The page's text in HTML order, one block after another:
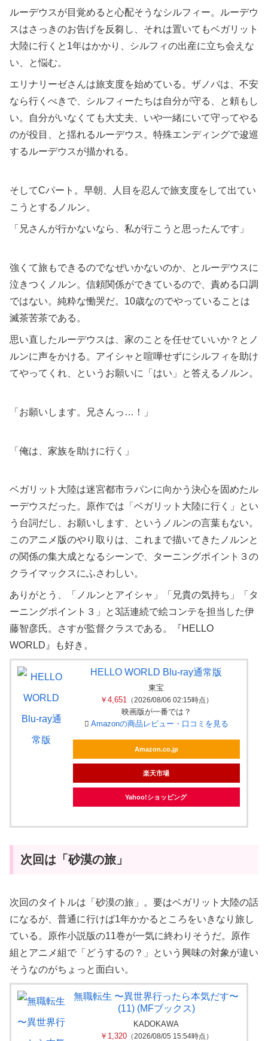
ルーデウスが目覚めると心配そうなシルフィー。ルーデウ
スはさっきのお告げを反芻し、それは置いてもベガリット
大陸に行くと1年はかかり、シルフィの出産に立ち会えな
い、と悩む。
エリナリーゼさんは旅支度を始めている。ザノバは、不安
なら行くべきで、シルフィーたちは自分が守る、と頼もし
い。自分がいなくても大丈夫、いや一緒にいて守ってやる
のが役目、と揺れるルーデウス。特殊エンディングで逡巡
するルーデウスが描かれる。
そしてCパート。早朝、人目を忍んで旅支度をして出てい
こうとするノルン。
「兄さんが行かないなら、私が行こうと思ったんです」
強くて旅もできるのでなぜいかないのか、とルーデウスに
泣きつくノルン。信頼関係ができているので、責める口調
ではない。純粋な慟哭だ。10歳なのでやっていることは
滅茶苦茶である。
思い直したルーデウスは、家のことを任せていいか？とノ
ルンに声をかける。アイシャと喧嘩せずにシルフィを助け
てやってくれ、というお願いに「はい」と答えるノルン。
「お願いします。兄さんっ…！」
「俺は、家族を助けに行く」
ベガリット大陸は迷宮都市ラパンに向かう決心を固めたル
ーデウスだった。原作では「ベガリット大陸に行く」とい
う台詞だし、お願いします、というノルンの言葉もない。
このアニメ版のやり取りは、これまで描いてきたノルンと
の関係の集大成となるシーンで、ターニングポイント３の
クライマックスにふさわしい。
ありがとう、「ノルンとアイシャ」「兄貴の気持ち」「タ
ーニングポイント３」と3話連続で絵コンテを担当した伊
藤智彦氏。さすが監督クラスである。『HELLO
WORLD』も好き。
HELLO WORLD Blu-ray通常版
東宝
￥4,651（2026/08/06 02:15時点）
映画版が一番では？
Amazonの商品レビュー・口コミを見る
Amazon.co.jp
楽天市場
Yahoo!ショッピング
次回は「砂漠の旅」
次回のタイトルは「砂漠の旅」。要はベガリット大陸の話
になるが、普通に行けば1年かかるところをいきなり旅し
ている。原作小説版の11巻が一気に終わりそうだ。原作
組とアニメ組で「どうするの？」という興味の対象が違い
そうなのがちょっと面白い。
無職転生 〜異世界行ったら本気だす〜
(11) (MFブックス)
KADOKAWA
￥1,320（2026/08/05 15:54時点）